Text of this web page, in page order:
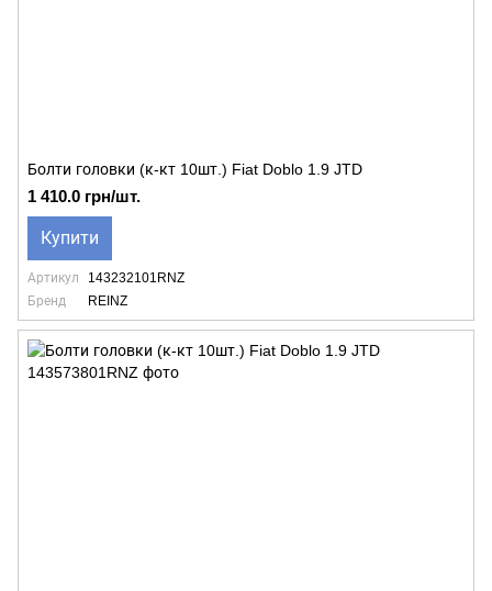
Болти головки (к-кт 10шт.) Fiat Doblo 1.9 JTD
1 410.0 грн/шт.
Купити
Артикул
143232101RNZ
Бренд
REINZ